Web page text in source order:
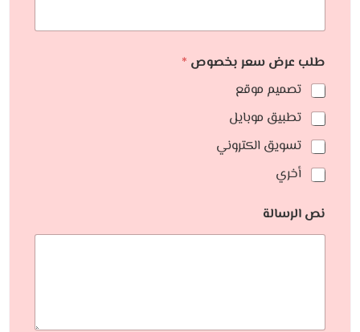
طلب عرض سعر بخصوص *
تصميم موقع
تطبيق موبايل
تسويق الكتروني
أخري
نص الرسالة